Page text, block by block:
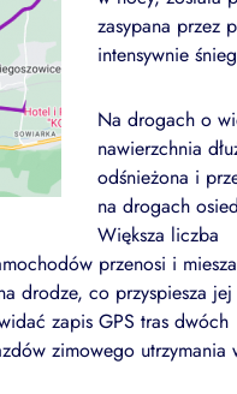
zasypana przez
intensywnie
Na drogach o
nawierzchnia
odśnieżona i
na drogach
Większa liczba
przenosi i
drodze, co przyspiesza jej
zapis GPS tras dwóch
zimowego utrzymania